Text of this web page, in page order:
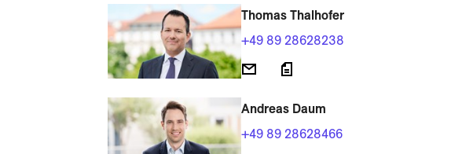
Thomas Thalhofer
+49 89 28628238
Andreas Daum
+49 89 28628466